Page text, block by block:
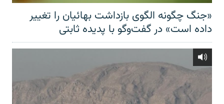
«جنگ چگونه الگوی بازداشت بهائیان را تغییر
داده است» در گفت‌وگو با پدیده ثابتی